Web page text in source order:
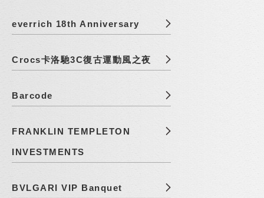
everrich 18th Anniversary
Crocs卡洛馳3C復古運動風之夜
Barcode
FRANKLIN TEMPLETON
INVESTMENTS
BVLGARI VIP Banquet